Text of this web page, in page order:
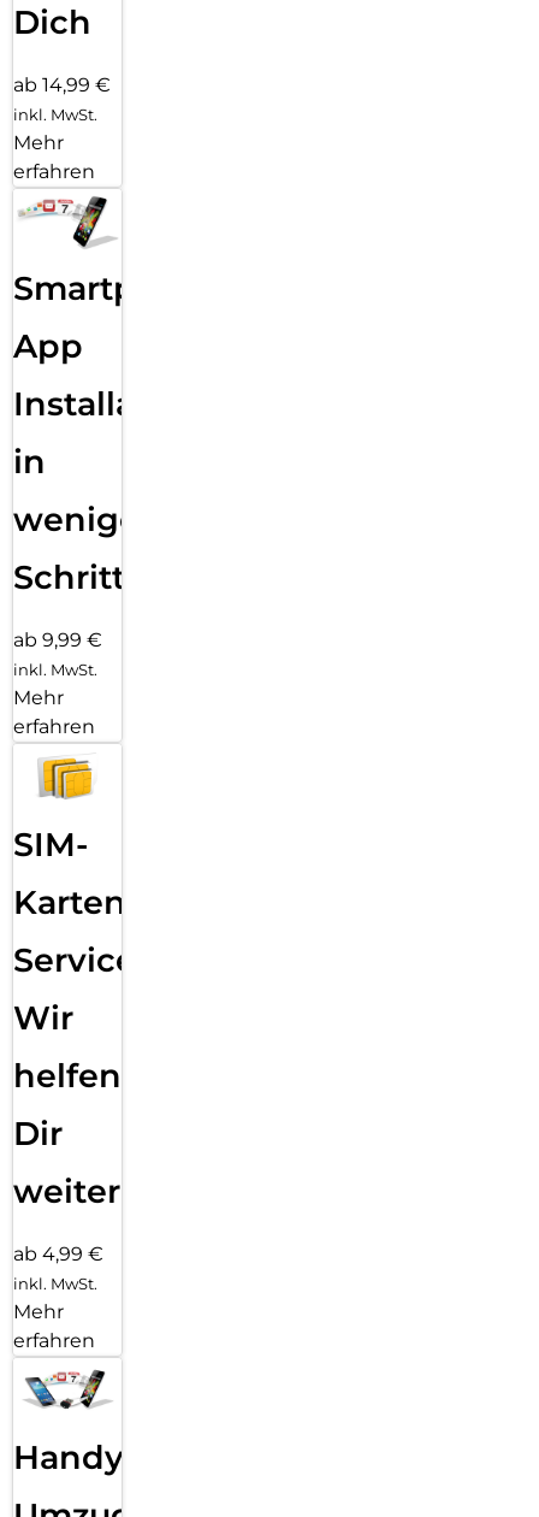
Dich
ab 14,99 €
inkl. MwSt.
Mehr
erfahren
Smartphone
App
Installation
in
wenigen
Schritten
ab 9,99 €
inkl. MwSt.
Mehr
erfahren
SIM-
Karten
Service:
Wir
helfen
Dir
weiter
ab 4,99 €
inkl. MwSt.
Mehr
erfahren
Handy